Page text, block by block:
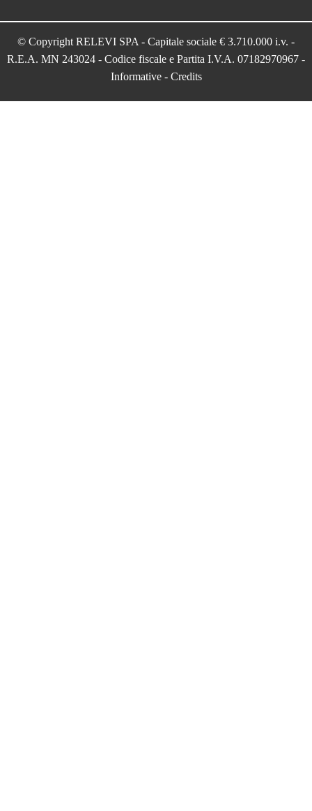
© Copyright RELEVI SPA - Capitale sociale € 3.710.000 i.v. -
R.E.A. MN 243024 - Codice fiscale e Partita I.V.A. 07182970967 -
Informative- Credits